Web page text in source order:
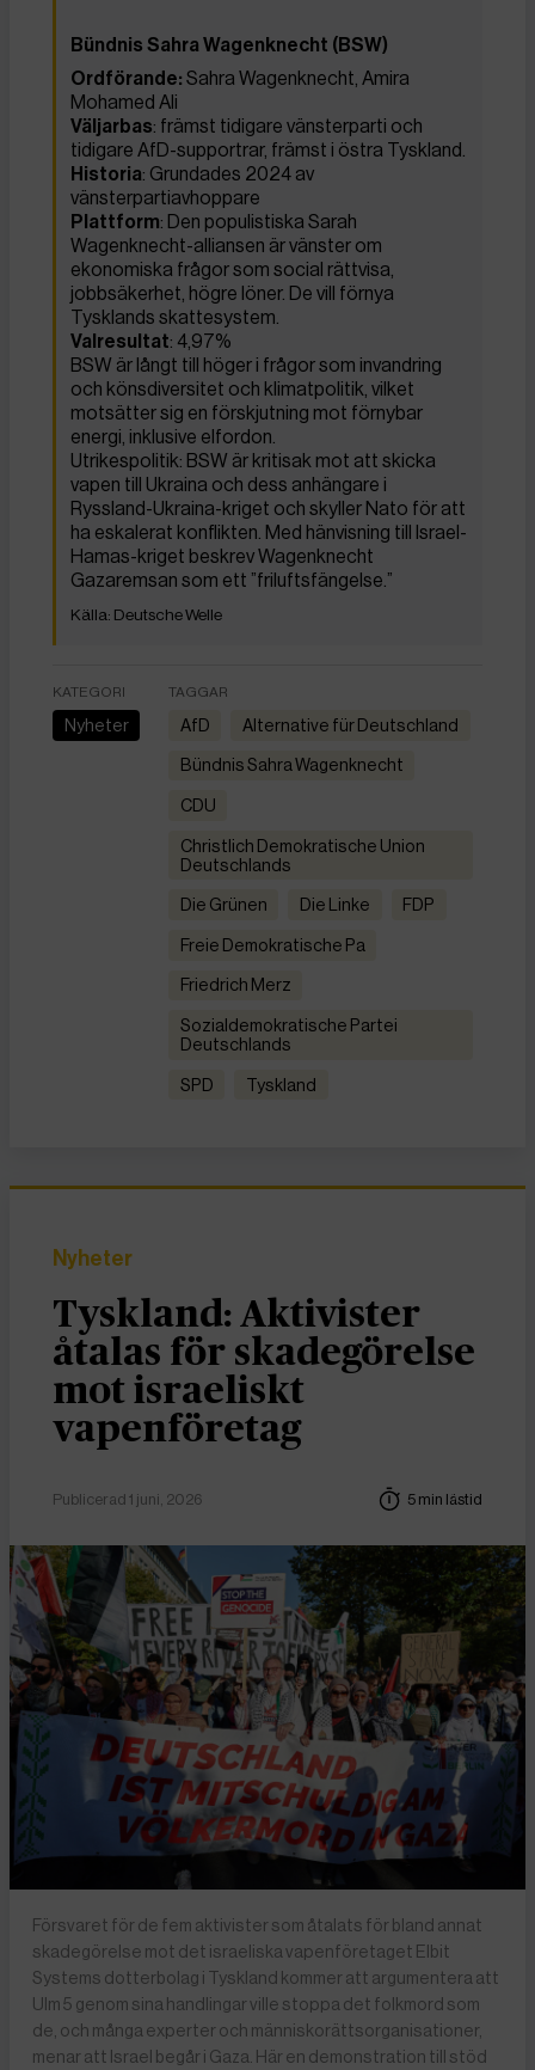
Bündnis Sahra Wagenknecht (BSW)
Ordförande: Sahra Wagenknecht, Amira
Mohamed Ali
Väljarbas: främst tidigare vänsterparti och
tidigare AfD-supportrar, främst i östra Tyskland.
Historia: Grundades 2024 av
vänsterpartiavhoppare
Plattform: Den populistiska Sarah
Wagenknecht-alliansen är vänster om
ekonomiska frågor som social rättvisa,
jobbsäkerhet, högre löner. De vill förnya
Tysklands skattesystem.
Valresultat: 4,97%
BSW är långt till höger i frågor som invandring
och könsdiversitet och klimatpolitik, vilket
motsätter sig en förskjutning mot förnybar
energi, inklusive elfordon.
Utrikespolitik: BSW är kritisak mot att skicka
vapen till Ukraina och dess anhängare i
Ryssland-Ukraina-kriget och skyller Nato för att
ha eskalerat konflikten. Med hänvisning till Israel-
Hamas-kriget beskrev Wagenknecht
Gazaremsan som ett ”friluftsfängelse.”
Deutsche Welle
KATEGORI
Nyheter
TAGGAR
AfD Alternative für Deutschland
Bündnis Sahra Wagenknecht
CDU
Christlich Demokratische Union
Deutschlands
Die Grünen die Linke FDP
Freie Demokratische Pa
Friedrich Merz
Sozialdemokratische Partei
Deutschlands
SPD Tyskland
Nyheter
Tyskland: Aktivister
åtalas för skadegörelse
mot israeliskt
vapenföretag
Publicerad 1 juni, 2026 5 min lästid
Försvaret för de fem aktivister som åtalats för bland annat
skadegörelse mot det israeliska vapenföretaget Elbit
Systems dotterbolag i Tyskland kommer att argumentera att
Ulm 5 genom sina handlingar ville stoppa det folkmord som
de, och många experter och människorättsorganisationer,
menar att Israel begår i Gaza. Här en demonstration till stöd